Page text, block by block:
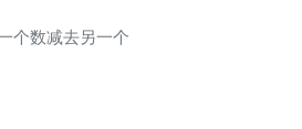
个数减去另一个